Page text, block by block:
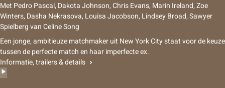
Met Pedro Pascal, Dakota Johnson, Chris Evans, Marin Ireland, Zoe
Winters, Dasha Nekrasova, Louisa Jacobson, Lindsey Broad, Sawyer
SpielbergvanCeline Song
Een jonge, ambitieuze matchmaker uit New York City staat voor de keuze
tussen de perfecte match en haar imperfecte ex.
Informatie, trailers & details